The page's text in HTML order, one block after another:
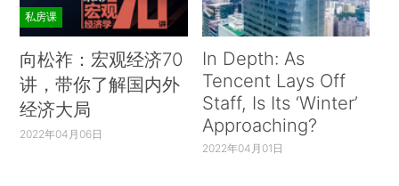
私房课
向松祚：宏观经济70
讲，带你了解国内外
经济大局
2022年04月06日
In Depth: As
Tencent Lays Off
Staff, Is Its ‘Winter’
Approaching?
2022年04月01日